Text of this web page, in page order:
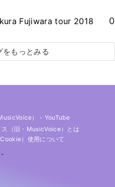
Fujiwara tour 2018
0
をもっとみる
） - YouTube
ス（旧・MusicVoice）とは
）使用について
-